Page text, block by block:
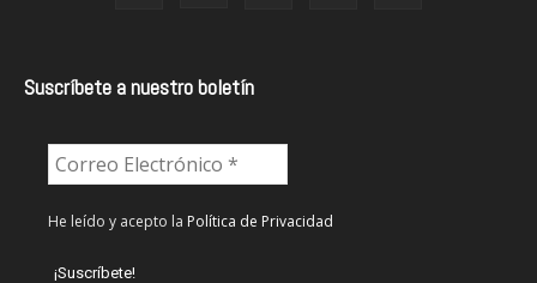
Suscríbete a nuestro boletín
He leído y acepto la Política de Privacidad